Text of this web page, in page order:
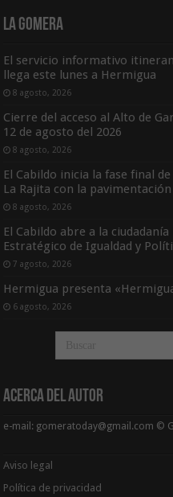
La Gomera
El servicio informativo
llega este lunes a Hermigua
8 agosto, 2026
Cierre del acceso al Alto de
12 de agosto del 2026
8 agosto, 2026
El Cabildo inicia la fase final
La Rajita con la
8 agosto, 2026
El Cabildo abre a la
Estratégico de Igualdad y
7 agosto, 2026
Hermigua presenta
6 agosto, 2026
Acerca del Autor
e-mail: gomeratoday@gmail.com ©
Aviso legal
Política de privacidad